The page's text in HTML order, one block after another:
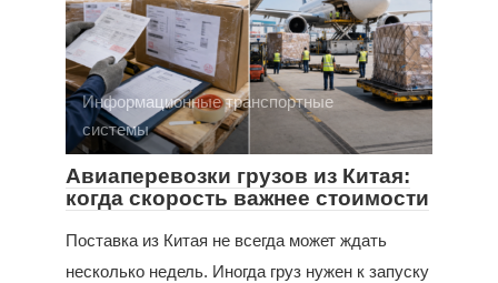
Информационные транспортные
системы
Авиаперевозки грузов из Китая:
когда скорость важнее стоимости
Поставка из Китая не всегда может ждать
несколько недель. Иногда груз нужен к запуску